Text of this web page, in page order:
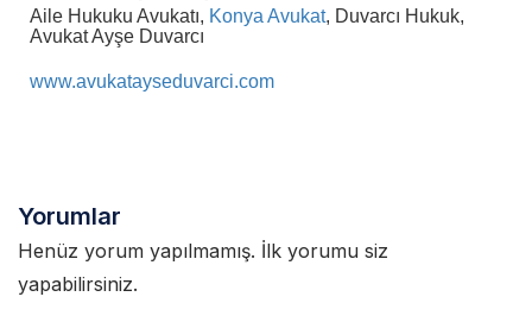
Aile Hukuku Avukatı, Konya Avukat, Duvarcı Hukuk,
Avukat Ayşe Duvarcı
www.avukatayseduvarci.com
Yorumlar
Henüz yorum yapılmamış. İlk yorumu siz
yapabilirsiniz.